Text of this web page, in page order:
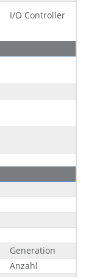
I/O Controller
Generation
Anzahl